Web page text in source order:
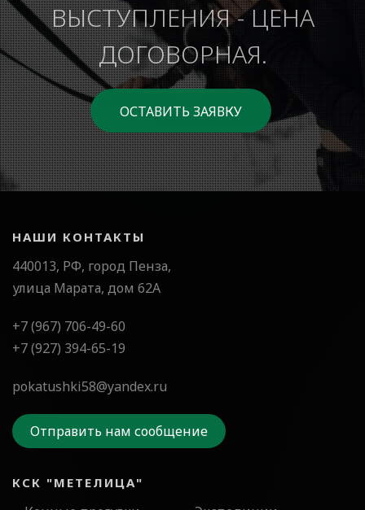
ВЫСТУПЛЕНИЯ - ЦЕНА
ДОГОВОРНАЯ.
ОСТАВИТЬ ЗАЯВКУ
НАШИ КОНТАКТЫ
440013, РФ, город Пенза,
улица Марата, дом 62А
+7 (967) 706-49-60
+7 (927) 394-65-19
pokatushki58@yandex.ru
Отправить нам сообщение
КСК "МЕТЕЛИЦА"